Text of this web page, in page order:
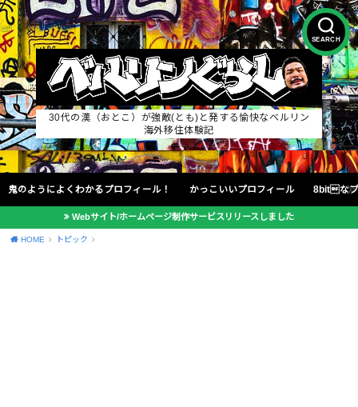
SEARCH
30代の漢（おとこ）が強敵(とも)と発する愉快なベルリン
海外移住体験記
鬼のようによくわかるプロフィール！ かっこいいプロフィール 8bitな
Webサイト/ホームページ制作サービスリリースしました
HOME トピック